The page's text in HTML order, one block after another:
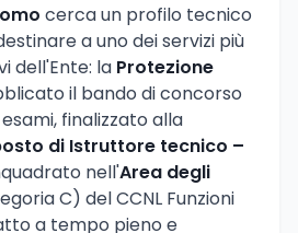
cerca un profilo tecnico
a uno dei servizi più
dell'Ente: la Protezione
il bando di concorso
finalizzato alla
di Istruttore tecnico –
nell'Area degli
C) del CCNL Funzioni
a tempo pieno e